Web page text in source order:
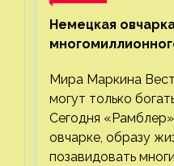
Немецкая
Мира Маркина
могут только
Сегодня
овчарке, образу
позавидовать